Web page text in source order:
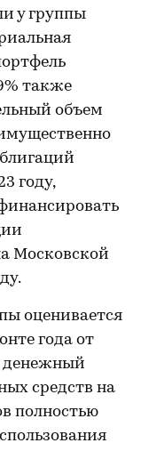
у группы
также
объем
году,
Московской
оценивается
года от
денежный
средств на
полностью